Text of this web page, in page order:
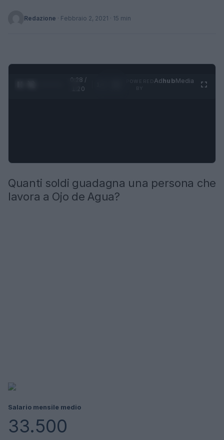
Redazione · Febbraio 2, 2021 · 15 min
0:29 /
1:20
AdhubMedia
Quanti soldi guadagna una persona che
lavora a Ojo de Agua?
Salario mensile medio
33.500